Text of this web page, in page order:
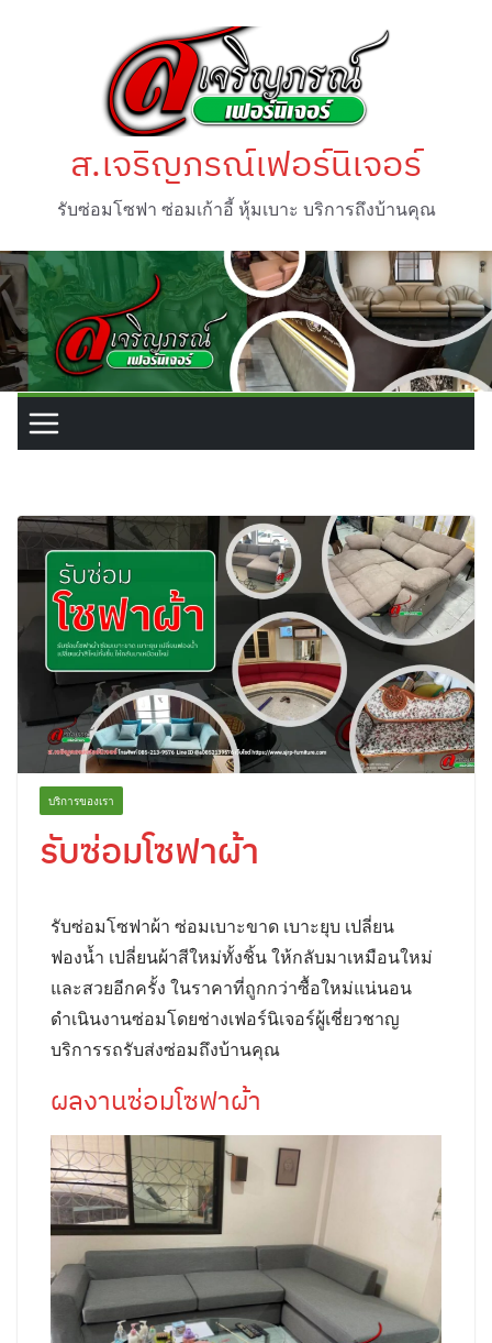
ส.เจริญภรณ์เฟอร์นิเจอร์
รับซ่อมโซฟา ซ่อมเก้าอี้ หุ้มเบาะ บริการถึงบ้านคุณ
บริการของเรา
รับซ่อมโซฟาผ้า
รับซ่อมโซฟาผ้า ซ่อมเบาะขาด เบาะยุบ เปลี่ยน
ฟองน้ำ เปลี่ยนผ้าสีใหม่ทั้งชิ้น ให้กลับมาเหมือนใหม่
และสวยอีกครั้ง ในราคาที่ถูกกว่าซื้อใหม่แน่นอน
ดำเนินงานซ่อมโดยช่างเฟอร์นิเจอร์ผู้เชี่ยวชาญ
บริการรถรับส่งซ่อมถึงบ้านคุณ
ผลงานซ่อมโซฟาผ้า